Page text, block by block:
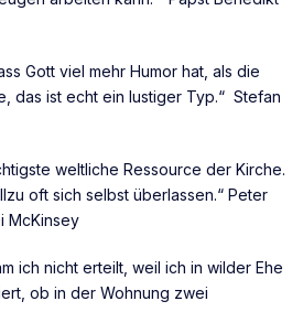
Gott viel mehr Humor hat, als die
das ist echt ein lustiger Typ.“ Stefan
weltliche Ressource der Kirche.
oft sich selbst überlassen.“ Peter
McKinsey
ich nicht erteilt, weil ich in wilder Ehe
ob in der Wohnung zwei